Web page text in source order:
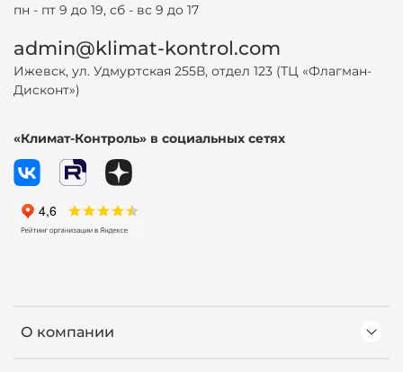
О компании
пн - пт 9 до 19, сб - вс 9 до 17
admin@klimat-kontrol.com
Ижевск, ул. Удмуртская 255В, отдел 123 (ТЦ «Флагман-
Дисконт»)
«Климат-Контроль» в социальных сетях